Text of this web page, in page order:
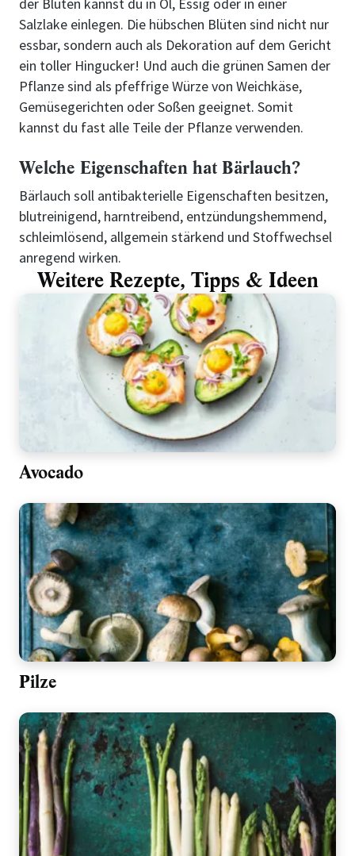
Salzlake einlegen. Die hübschen Blüten sind nicht nur
essbar, sondern auch als Dekoration auf dem Gericht
ein toller Hingucker! Und auch die grünen Samen der
Pflanze sind als pfeffrige Würze von Weichkäse,
Gemüsegerichten oder Soßen geeignet. Somit
kannst du fast alle Teile der Pflanze verwenden.
Welche Eigenschaften hat Bärlauch?
Bärlauch soll antibakterielle Eigenschaften besitzen,
blutreinigend, harntreibend, entzündungshemmend,
schleimlösend, allgemein stärkend und Stoffwechsel
anregend wirken.
Weitere Rezepte, Tipps & Ideen
Avocado
Pilze